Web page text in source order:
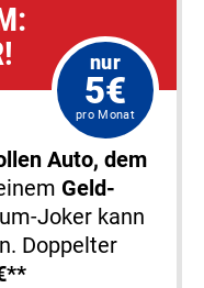
nur
5€
pro Monat
Auto, dem
Geld­
Joker kann
Doppelter